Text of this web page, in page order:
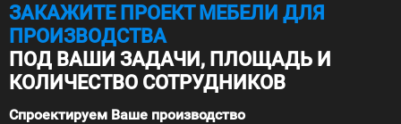
ЗАКАЖИТЕ ПРОЕКТ МЕБЕЛИ ДЛЯ
ПРОИЗВОДСТВА
ПОД ВАШИ ЗАДАЧИ, ПЛОЩАДЬ И
КОЛИЧЕСТВО СОТРУДНИКОВ
Спроектируем Ваше производство